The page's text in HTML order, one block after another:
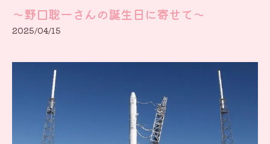
〜野口聡一さんの誕生日に寄せて〜
2025/04/15